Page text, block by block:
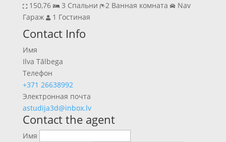
150,76‬
3 Спальни 2 Ванная комната Nav
Гараж
1 Гостиная
Previous
Next
Contact Info
Имя
Ilva Tālbega
Телефон
+371 26638992
Электронная почта
astudija3d@inbox.lv
Contact the agent
Имя